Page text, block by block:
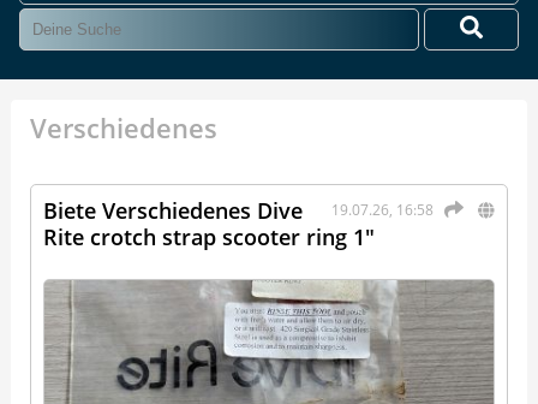
Verschiedenes
19.07.26, 16:58
Biete Verschiedenes Dive
Rite crotch strap scooter ring 1"